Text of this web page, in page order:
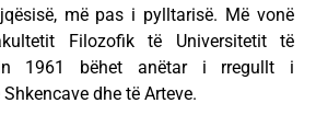
më pas i pylltarisë. Më vonë
Filozofik të Universitetit të
1961 bëhet anëtar i rregullt i
dhe të Arteve.